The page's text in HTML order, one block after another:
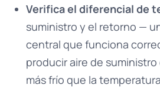
Verifica el diferencial de
suministro y el retorno —
central que funciona
producir aire de suministro
más frío que la